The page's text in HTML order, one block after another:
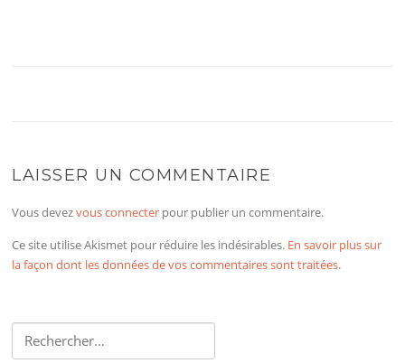
LAISSER UN COMMENTAIRE
Vous devezvous connecter pour publier un commentaire.
Ce site utilise Akismet pour réduire les indésirables. En savoir plus sur
la façon dont les données de vos commentaires sont traitées.
Rechercher :